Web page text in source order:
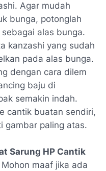
Agar mudah
bunga, potonglah
alas bunga.
kanzashi yang sudah
pada alas bunga.
dengan cara dilem
baju di
semakin indah.
cantik buatan sendiri,
gambar paling atas.
Sarung HP Cantik
maaf jika ada